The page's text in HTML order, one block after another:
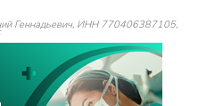
Геннадьевич, ИНН 770406387105,